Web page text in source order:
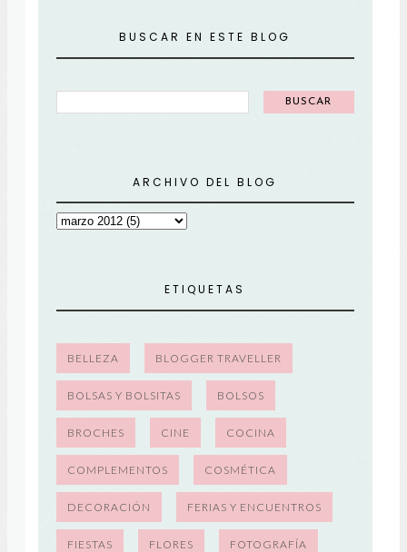
BUSCAR EN ESTE BLOG
ARCHIVO DEL BLOG
ETIQUETAS
BELLEZA BLOGGER TRAVELLER
BOLSAS Y BOLSITAS BOLSOS
BROCHES CINE COCINA
COMPLEMENTOS COSMÉTICA
DECORACIÓN FERIAS Y ENCUENTROS
FIESTAS FLORES FOTOGRAFÍA